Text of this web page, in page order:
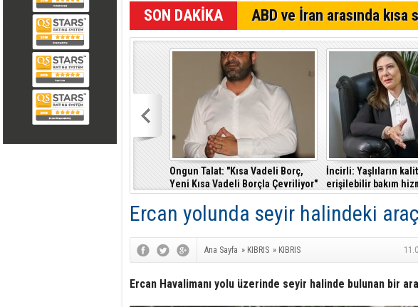
SON DAKİKA ABD ve İran arasında
Ongun Talat: "Kısa Vadeli Borç,
Yeni Kısa Vadeli Borçla Çevriliyor"
İncirli: Yaşlıların
erişilebilir bakım
en temel önceliğimiz
Ercan yolunda seyir halindeki
Ana Sayfa » KIBRIS » KIBRIS
Ercan Havalimanı yolu üzerinde seyir halinde bulunan bir